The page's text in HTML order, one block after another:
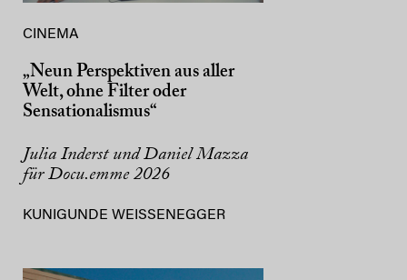
CINEMA
„Neun Perspektiven aus aller
Welt, ohne Filter oder
Sensationalismus“
Julia Inderst und Daniel Mazza
für Docu.emme 2026
KUNIGUNDE WEISSENEGGER